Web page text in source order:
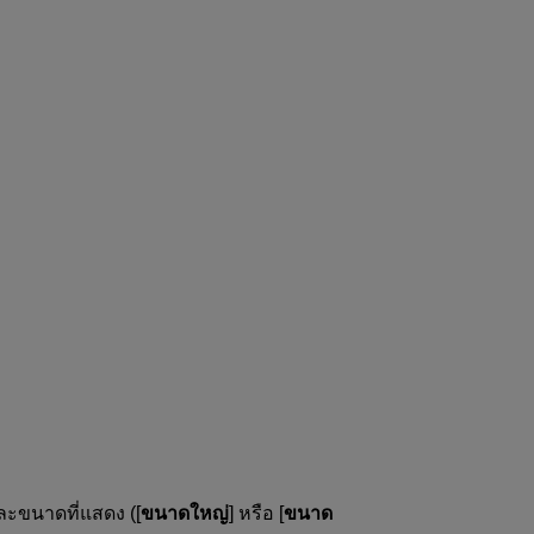
ะขนาดที่แสดง ([ขนาดใหญ่] หรือ [ขนาด